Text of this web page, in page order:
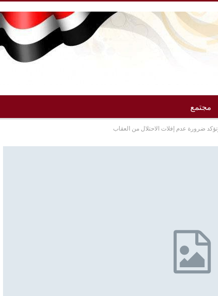
مجتمع
ضرورة عدم إفلات الاحتلال من العقاب